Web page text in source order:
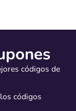
códigos de
códigos